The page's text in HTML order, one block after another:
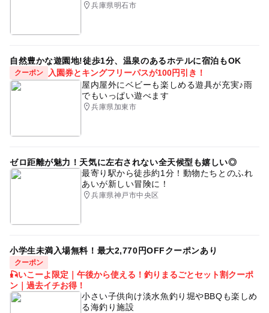
兵庫県明石市
自然豊かな遊園地!徒歩1分、温泉のあるホテルに宿泊もOK
クーポン
入園券とキングフリーパスが100円引き！
屋内屋外にベビーも楽しめる遊具が充実♪雨
でもいっぱい遊べます
兵庫県加東市
ゼロ距離が魅力！天気に左右されない全天候型も嬉しい◎
最寄り駅から徒歩約1分！動物たちとのふれ
あいが新しい冒険に！
兵庫県神戸市中央区
小学生未満入場無料！最大2,770円OFFクーポンあり
クーポン
🎣いこーよ限定｜午後から使える！釣りまるごとセット割クーポ
ン｜過去イチお得！
小さい子供向け淡水魚釣り堀やBBQも楽しめ
る海釣り施設